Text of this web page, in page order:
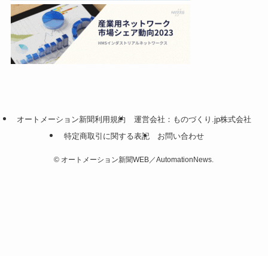
オートメーション新聞利用規約
運営会社：ものづくり.jp株式会社
特定商取引に関する表記
お問い合わせ
© オートメーション新聞WEB／AutomationNews.